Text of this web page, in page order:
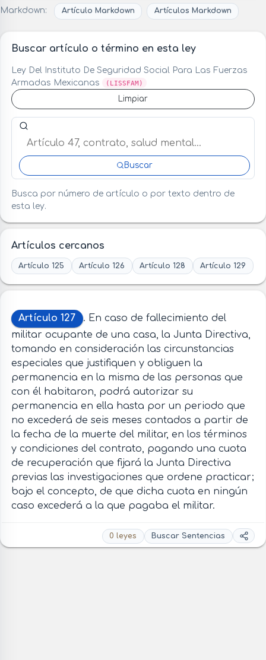
Markdown: Artículo Markdown Artículos Markdown
Buscar artículo o término en esta ley
Ley Del Instituto De Seguridad Social Para Las Fuerzas
Armadas Mexicanas
(LISSFAM)
Limpiar
Buscar artículo o término en esta ley
Buscar
Busca por número de artículo o por texto dentro de
esta ley.
Artículos cercanos
Artículo 125 Artículo 126 Artículo 128 Artículo 129
Artículo 127
. En caso de fallecimiento del
militar ocupante de una casa, la Junta Directiva,
tomando en consideración las circunstancias
especiales que justifiquen y obliguen la
permanencia en la misma de las personas que
con él habitaron, podrá autorizar su
permanencia en ella hasta por un periodo que
no excederá de seis meses contados a partir de
la fecha de la muerte del militar, en los términos
y condiciones del contrato, pagando una cuota
de recuperación que fijará la Junta Directiva
previas las investigaciones que ordene practicar;
bajo el concepto, de que dicha cuota en ningún
caso excederá a la que pagaba el militar.
0 leyes Buscar Sentencias